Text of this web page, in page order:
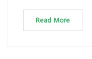
Read More